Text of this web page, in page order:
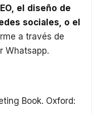
el diseño de
sociales, o el
a través de
Whatsapp.
Book. Oxford: